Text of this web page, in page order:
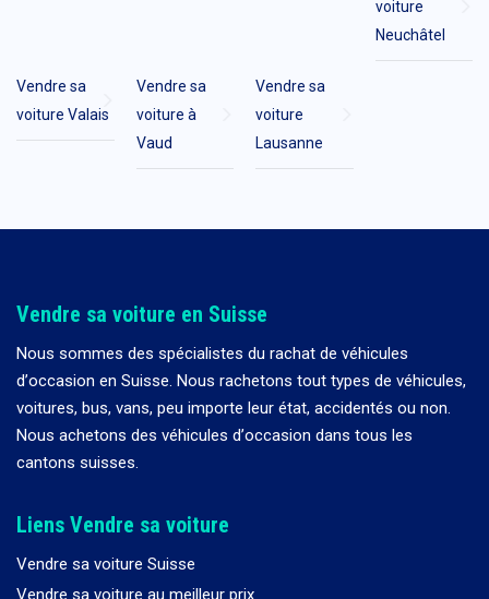
voiture
Neuchâtel
Vendre sa
voiture Valais
Vendre sa
voiture à
Vaud
Vendre sa
voiture
Lausanne
Vendre sa voiture en Suisse
Nous sommes des spécialistes du rachat de véhicules
d’occasion en Suisse. Nous rachetons tout types de véhicules,
voitures, bus, vans, peu importe leur état, accidentés ou non.
Nous achetons des véhicules d’occasion dans tous les
cantons suisses.
Liens Vendre sa voiture
Vendre sa voiture Suisse
Vendre sa voiture au meilleur prix